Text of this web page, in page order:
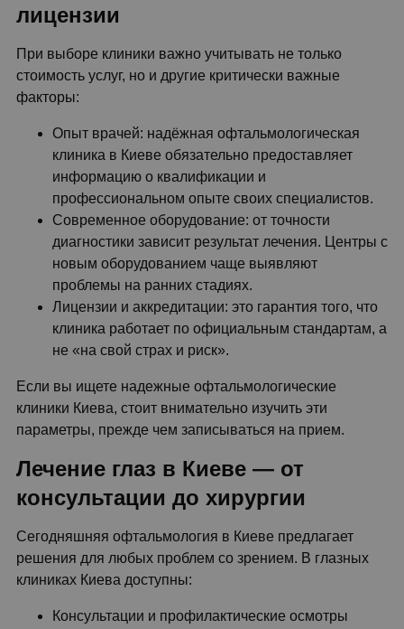
лицензии
При выборе клиники важно учитывать не только
стоимость услуг, но и другие критически важные
факторы:
Опыт врачей: надёжная офтальмологическая
клиника в Киеве обязательно предоставляет
информацию о квалификации и
профессиональном опыте своих специалистов.
Современное оборудование: от точности
диагностики зависит результат лечения. Центры с
новым оборудованием чаще выявляют
проблемы на ранних стадиях.
Лицензии и аккредитации: это гарантия того, что
клиника работает по официальным стандартам, а
не «на свой страх и риск».
Если вы ищете надежные офтальмологические
клиники Киева, стоит внимательно изучить эти
параметры, прежде чем записываться на прием.
Лечение глаз в Киеве — от
консультации до хирургии
Сегодняшняя офтальмология в Киеве предлагает
решения для любых проблем со зрением. В глазных
клиниках Киева доступны:
Консультации и профилактические осмотры